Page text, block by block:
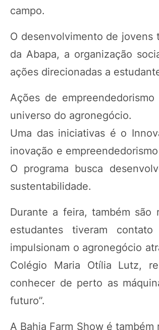
campo.
O desenvolvimento de jovens
da Abapa, a organização
ações direcionadas a
Ações de
universo do agronegócio.
Uma das iniciativas é o
inovação e
O programa busca
sustentabilidade.
Durante a feira, também são
estudantes tiveram
impulsionam o agronegócio
Colégio Maria Otília Lutz,
conhecer de perto as
futuro”.
A Bahia Farm Show é